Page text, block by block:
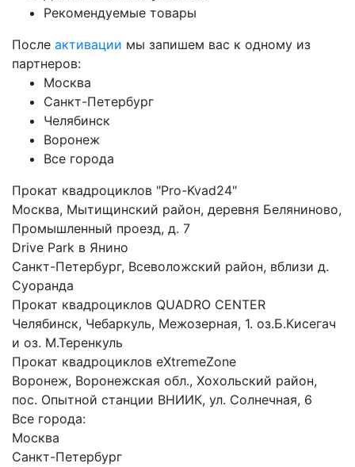
Рекомендуемые товары
После активации мы запишем вас к одному из
партнеров:
Москва
Санкт-Петербург
Челябинск
Воронеж
Все города
Прокат квадроциклов "Pro-Kvad24"
Москва, Мытищинский район, деревня Беляниново,
Промышленный проезд, д. 7
Drive Park в Янино
Санкт-Петербург, Всеволожский район, вблизи д.
Суоранда
Прокат квадроциклов QUADRO CENTER
Челябинск, Чебаркуль, Межозерная, 1. оз.Б.Кисегач
и оз. М.Теренкуль
Прокат квадроциклов eXtremeZone
Воронеж, Воронежская обл., Хохольский район,
пос. Опытной станции ВНИИК, ул. Солнечная, 6
Все города:
Москва
Санкт-Петербург